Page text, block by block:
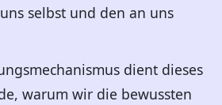
selbst und den an uns
dient dieses
warum wir die bewussten